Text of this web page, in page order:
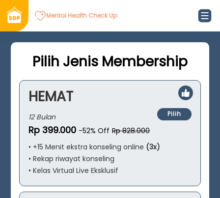
Mental Health Check Up
Pilih Jenis Membership
HEMAT
12 Bulan
Rp 399.000 -52% Off Rp 828.000
• +15 Menit ekstra konseling online (3x)
• Rekap riwayat konseling
• Kelas Virtual Live Eksklusif
Pilih